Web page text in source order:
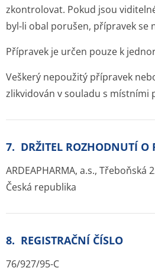
zkontrolovat. Pokud jsou
byl-li obal porušen, přípravek se
Přípravek je určen pouze k
Veškerý nepoužitý přípravek
zlikvidován v souladu s místními
7. DRŽITEL ROZHODNUTÍ O
ARDEAPHARMA, a.s., Třeboňská
Česká republika
8. REGISTRAČNÍ ČÍSLO
76/927/95-C